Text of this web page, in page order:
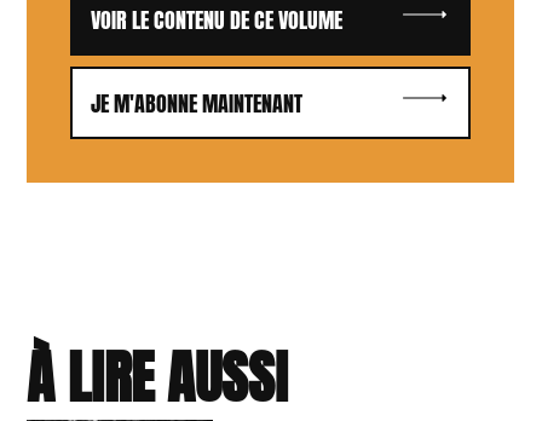
VOIR LE CONTENU DE CE VOLUME
JE M'ABONNE MAINTENANT
À LIRE AUSSI